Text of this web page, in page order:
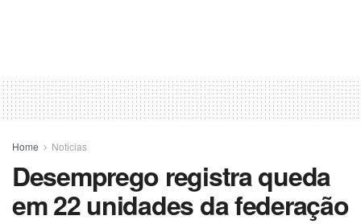
Home Noticias
Desemprego registra queda
em 22 unidades da federação